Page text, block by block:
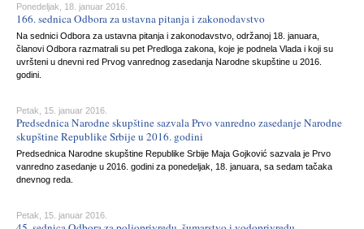
Ponedeljak, 18. januar 2016.
166. sednica Odbora za ustavna pitanja i zakonodavstvo
Na sednici Odbora za ustavna pitanja i zakonodavstvo, održanoj 18. januara,
članovi Odbora razmatrali su pet Predloga zakona, koje je podnela Vlada i koji su
uvršteni u dnevni red Prvog vanrednog zasedanja Narodne skupštine u 2016.
godini.
Petak, 15. januar 2016.
Predsednica Narodne skupštine sazvala Prvo vanredno zasedanje Narodne
skupštine Republike Srbije u 2016. godini
Predsednica Narodne skupštine Republike Srbije Maja Gojković sazvala je Prvo
vanredno zasedanje u 2016. godini za ponedeljak, 18. januara, sa sedam tačaka
dnevnog reda.
Petak, 15. januar 2016.